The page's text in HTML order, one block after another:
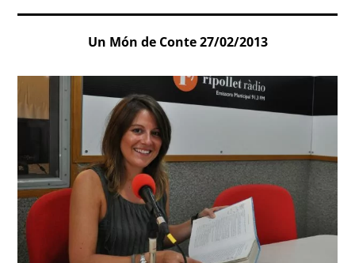
Un Món de Conte 27/02/2013